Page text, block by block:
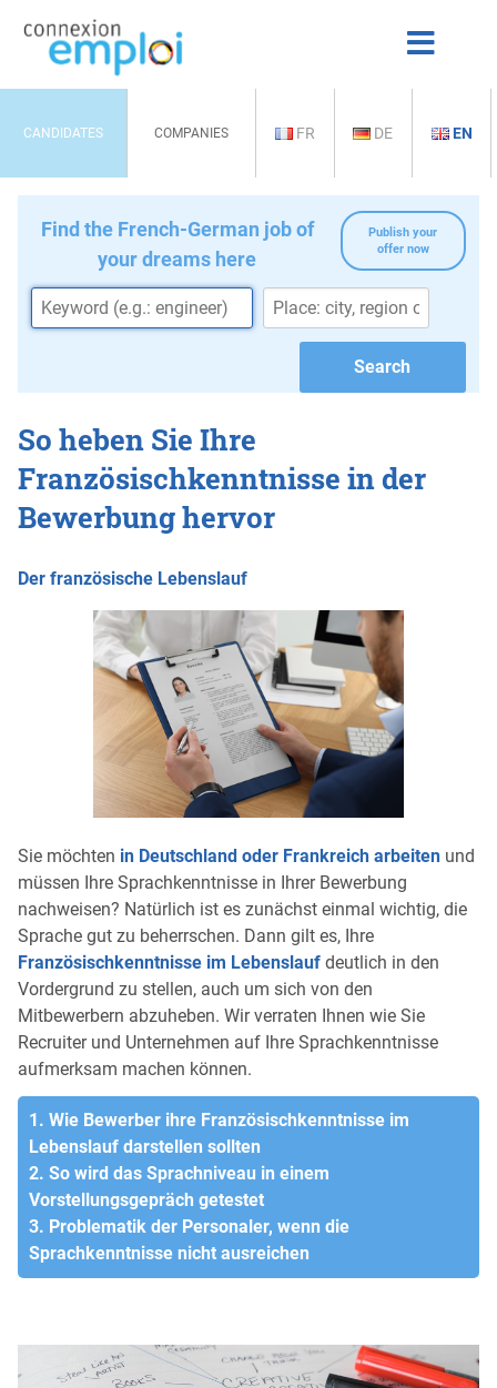
CANDIDATES COMPANIES FR DE EN
Publish your
offer now
Find the French-German job of
your dreams here
So heben Sie Ihre
Französischkenntnisse in der
Bewerbung hervor
Der französische Lebenslauf
Sie möchten in Deutschland oder Frankreich arbeiten und
müssen Ihre Sprachkenntnisse in Ihrer Bewerbung
nachweisen? Natürlich ist es zunächst einmal wichtig, die
Sprache gut zu beherrschen. Dann gilt es, Ihre
Französischkenntnisse im Lebenslauf deutlich in den
Vordergrund zu stellen, auch um sich von den
Mitbewerbern abzuheben. Wir verraten Ihnen wie Sie
Recruiter und Unternehmen auf Ihre Sprachkenntnisse
aufmerksam machen können.
1. Wie Bewerber ihre Französischkenntnisse im
Lebenslauf darstellen sollten
2. So wird das Sprachniveau in einem
Vorstellungsgepräch getestet
3. Problematik der Personaler, wenn die
Sprachkenntnisse nicht ausreichen